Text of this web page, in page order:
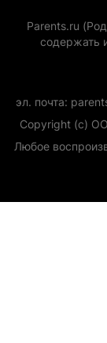
Parents.ru
содержать
эл. почта:
Copyright (с)
Любое